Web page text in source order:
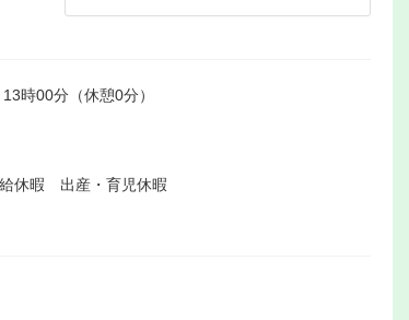
時00分（休憩0分）
暇 出産・育児休暇